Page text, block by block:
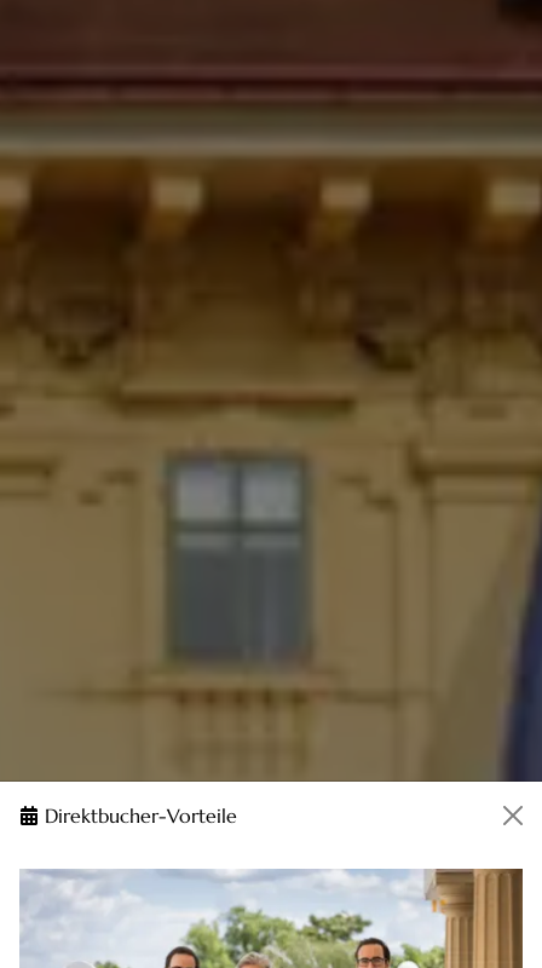
Direktbucher-Vorteile